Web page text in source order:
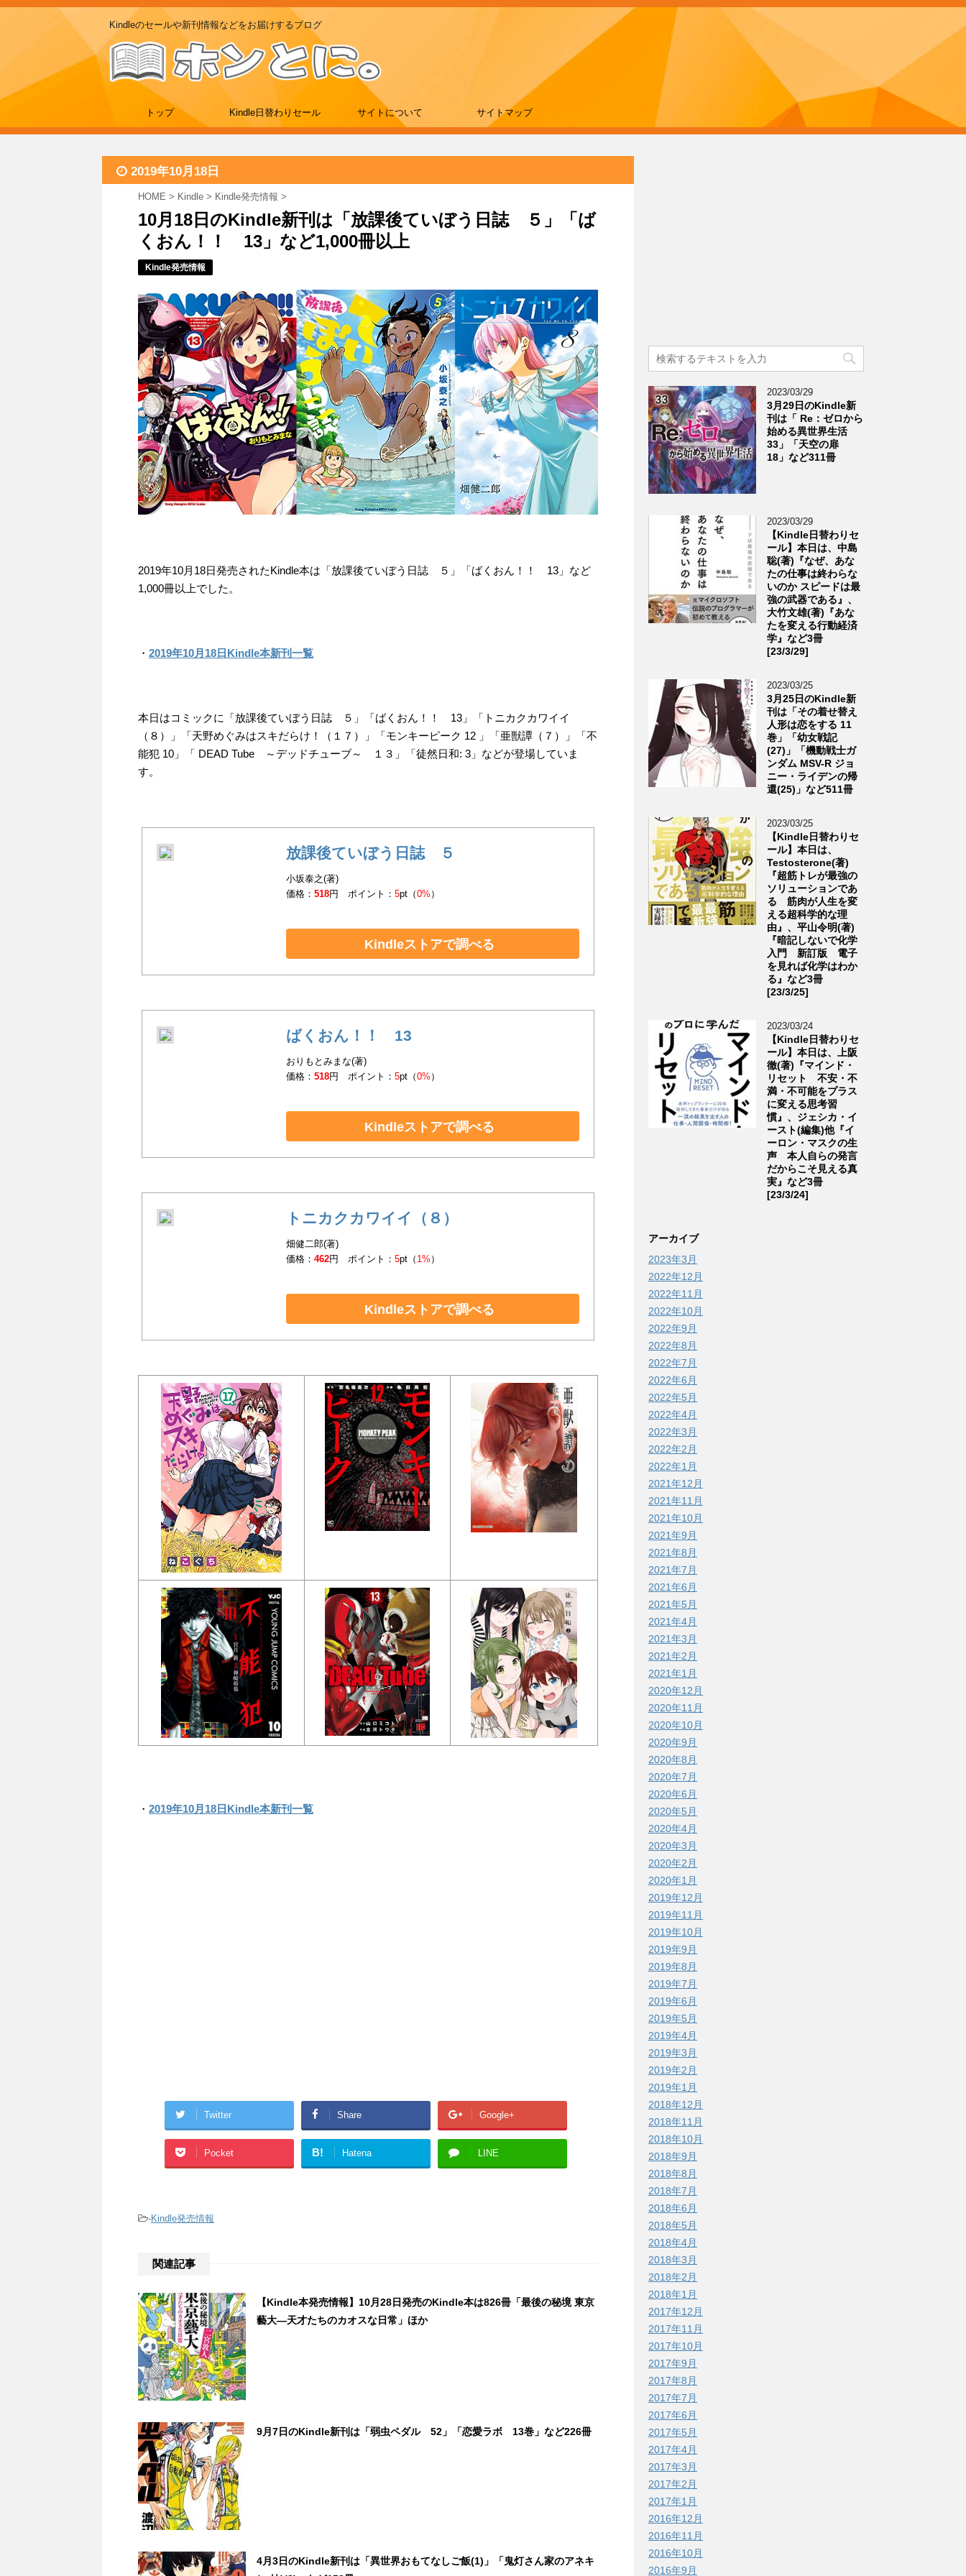
Kindleのセールや新刊情報などをお届けするブログ
トップ Kindle日替わりセール サイトについて サイトマップ
2019年10月18日
HOME > Kindle > Kindle発売情報 >
10月18日のKindle新刊は「放課後ていぼう日誌 ５」「ば
くおん！！ 13」など1,000冊以上
Kindle発売情報
2019年10月18日発売されたKindle本は「放課後ていぼう日誌 ５」「ばくおん！！ 13」など
1,000冊以上でした。
・ 2019年10月18日Kindle本新刊一覧
本日はコミックに「放課後ていぼう日誌 ５」「ばくおん！！ 13」「トニカクカワイイ
（８）」「天野めぐみはスキだらけ！（１７）」「モンキーピーク 12 」「亜獣譚（７）」「不
能犯 10」「 DEAD Tube ～デッドチューブ～ １３」「徒然日和: 3」などが登場していま
す。
放課後ていぼう日誌 ５
小坂泰之(著)
価格：518円 ポイント：5pt（0% ）
Kindleストアで調べる
ばくおん！！ 13
おりもとみまな(著)
価格：518円 ポイント：5pt（0% ）
Kindleストアで調べる
トニカクカワイイ（８）
畑健二郎(著)
価格：462円 ポイント：5pt（ 1% ）
Kindleストアで調べる
・ 2019年10月18日Kindle本新刊一覧
Twitter Share Google+
Pocket B! Hatena LINE
-Kindle発売情報
関連記事
【Kindle本発売情報】10月28日発売のKindle本は826冊「最後の秘境 東京
藝大―天才たちのカオスな日常」ほか
9月7日のKindle新刊は「弱虫ペダル 52」「恋愛ラボ 13巻」など226冊
4月3日のKindle新刊は「異世界おもてなしご飯(1)」「鬼灯さん家のアネキ
2023/03/29
3月29日のKindle新
刊は「 Re：ゼロから
始める異世界生活
33」「天空の扉
18」など311冊
2023/03/29
【Kindle日替わりセ
ール】本日は、中島
聡(著)『なぜ、あな
たの仕事は終わらな
いのか スピードは最
強の武器である』、
大竹文雄(著)『あな
たを変える行動経済
学』など3冊
[23/3/29]
2023/03/25
3月25日のKindle新
刊は「その着せ替え
人形は恋をする 11
巻」「幼女戦記
(27)」「機動戦士ガ
ンダム MSV-R ジョ
ニー・ライデンの帰
還(25)」など511冊
2023/03/25
【Kindle日替わりセ
ール】本日は、
Testosterone(著)
『超筋トレが最強の
ソリューションであ
る 筋肉が人生を変
える超科学的な理
由』、平山令明(著)
『暗記しないで化学
入門 新訂版 電子
を見れば化学はわか
る』など3冊
[23/3/25]
2023/03/24
【Kindle日替わりセ
ール】本日は、上阪
徹(著)『マインド・
リセット 不安・不
満・不可能をプラス
に変える思考習
慣』、ジェシカ・イ
ースト(編集)他『イ
ーロン・マスクの生
声 本人自らの発言
だからこそ見える真
実』など3冊
[23/3/24]
アーカイブ
2023年3月
2022年12月
2022年11月
2022年10月
2022年9月
2022年8月
2022年7月
2022年6月
2022年5月
2022年4月
2022年3月
2022年2月
2022年1月
2021年12月
2021年11月
2021年10月
2021年9月
2021年8月
2021年7月
2021年6月
2021年5月
2021年4月
2021年3月
2021年2月
2021年1月
2020年12月
2020年11月
2020年10月
2020年9月
2020年8月
2020年7月
2020年6月
2020年5月
2020年4月
2020年3月
2020年2月
2020年1月
2019年12月
2019年11月
2019年10月
2019年9月
2019年8月
2019年7月
2019年6月
2019年5月
2019年4月
2019年3月
2019年2月
2019年1月
2018年12月
2018年11月
2018年10月
2018年9月
2018年8月
2018年7月
2018年6月
2018年5月
2018年4月
2018年3月
2018年2月
2018年1月
2017年12月
2017年11月
2017年10月
2017年9月
2017年8月
2017年7月
2017年6月
2017年5月
2017年4月
2017年3月
2017年2月
2017年1月
2016年12月
2016年11月
2016年10月
2016年9月